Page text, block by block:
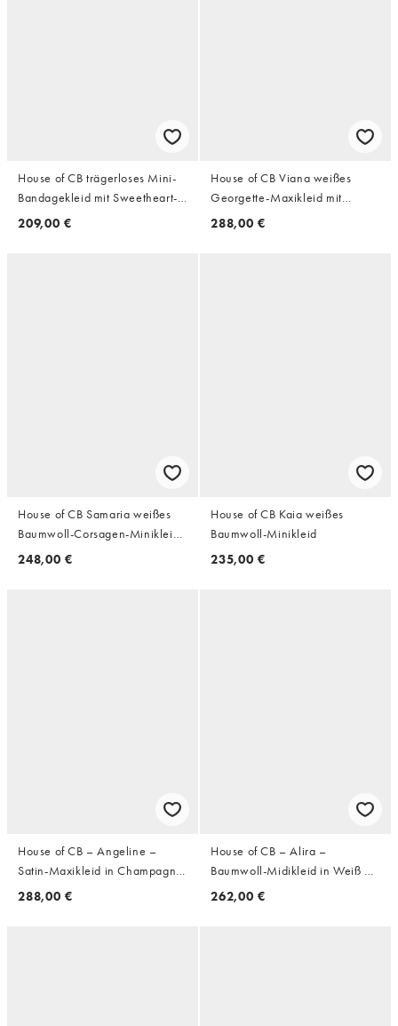
House of CB trägerloses Mini-
Bandagekleid mit Sweetheart-
Ausschnitt und V-Bund in
209,00 €
House of CB Viana weißes
Georgette-Maxikleid mit
Flatterärmeln
288,00 €
House of CB Samaria weißes
Baumwoll-Corsagen-Minikleid
in Weiß
248,00 €
House of CB Kaia weißes
Baumwoll-Minikleid
235,00 €
House of CB – Angeline –
Satin-Maxikleid in Champagner
mit Korsettdetail
288,00 €
House of CB – Alira –
Baumwoll-Midikleid in Weiß mit
Zierfalten und Zierausschnitt
262,00 €